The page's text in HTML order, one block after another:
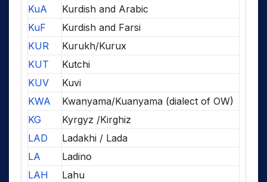
KuA
Kurdish and Arabic
KuF
Kurdish and Farsi
KUR
Kurukh/Kurux
KUT
Kutchi
KUV
Kuvi
KWA
Kwanyama/Kuanyama (dialect of OW)
KG
Kyrgyz /Kirghiz
LAD
Ladakhi / Lada
LA
Ladino
LAH
Lahu